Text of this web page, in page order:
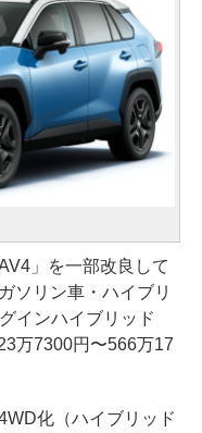
」を一部改良して
ソリン車・ハイブリ
インハイブリッド
万7300円〜566万17
化（ハイブリッド